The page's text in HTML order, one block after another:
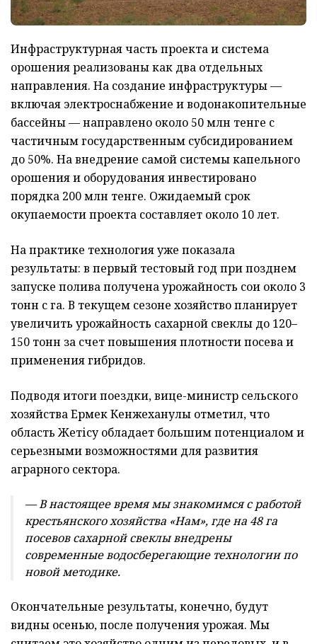
Инфраструктурная часть проекта и система
орошения реализованы как два отдельных
направления. На создание инфраструктуры —
включая электроснабжение и водонакопительные
бассейны — направлено около 50 млн тенге с
частичным государственным субсидированием
до 50%. На внедрение самой системы капельного
орошения и оборудования инвестировано
порядка 200 млн тенге. Ожидаемый срок
окупаемости проекта составляет около 10 лет.
На практике технология уже показала
результаты: в первый тестовый год при позднем
запуске полива получена урожайность сои около 3
тонн с га. В текущем сезоне хозяйство планирует
увеличить урожайность сахарной свеклы до 120–
150 тонн за счет повышения плотности посева и
применения гибридов.
Подводя итоги поездки, вице-министр сельского
хозяйства Ермек Кенжеханулы отметил, что
область Жетісу обладает большим потенциалом и
серьезными возможностями для развития
аграрного сектора.
— В настоящее время мы знакомимся с работой
крестьянского хозяйства «Нам», где на 48 га
посевов сахарной свеклы внедрены
современные водосберегающие технологии по
новой методике.
Окончательные результаты, конечно, будут
видны осенью, после получения урожая. Мы